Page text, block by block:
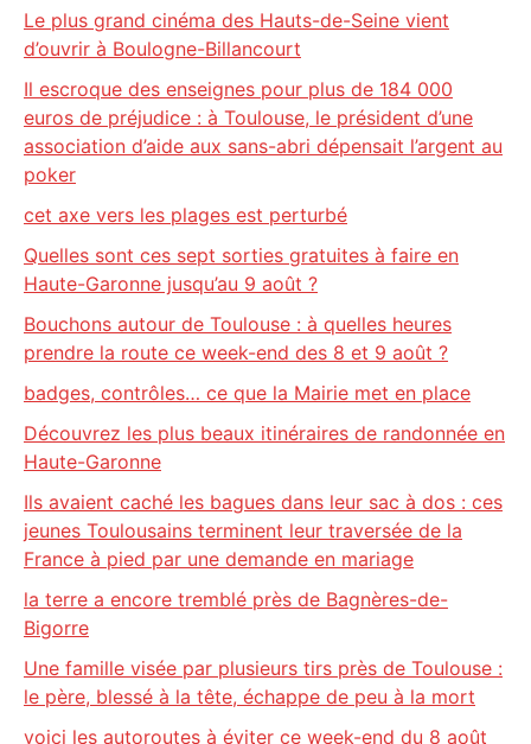
Le plus grand cinéma des Hauts-de-Seine vient
d’ouvrir à Boulogne-Billancourt
Il escroque des enseignes pour plus de 184 000
euros de préjudice : à Toulouse, le président d’une
association d’aide aux sans-abri dépensait l’argent au
poker
cet axe vers les plages est perturbé
Quelles sont ces sept sorties gratuites à faire en
Haute-Garonne jusqu’au 9 août ?
Bouchons autour de Toulouse : à quelles heures
prendre la route ce week-end des 8 et 9 août ?
badges, contrôles… ce que la Mairie met en place
Découvrez les plus beaux itinéraires de randonnée en
Haute-Garonne
Ils avaient caché les bagues dans leur sac à dos : ces
jeunes Toulousains terminent leur traversée de la
France à pied par une demande en mariage
la terre a encore tremblé près de Bagnères-de-
Bigorre
Une famille visée par plusieurs tirs près de Toulouse :
le père, blessé à la tête, échappe de peu à la mort
voici les autoroutes à éviter ce week-end du 8 août